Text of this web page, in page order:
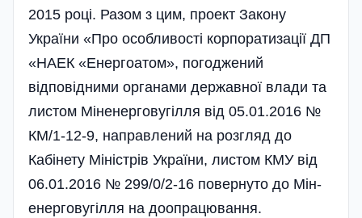
2015 році. Разом з цим, проект Закону
України «Про особливості корпоратизації ДП
«НАЕК «Енергоатом», погоджений
відповідними органами державної влади та
листом Міненерговугілля від 05.01.2016 №
КМ/1-12-9, направлений на розгляд до
Кабінету Міністрів України, листом КМУ від
06.01.2016 № 299/0/2-16 повернуто до Мін­
енерговугілля на доопрацювання.